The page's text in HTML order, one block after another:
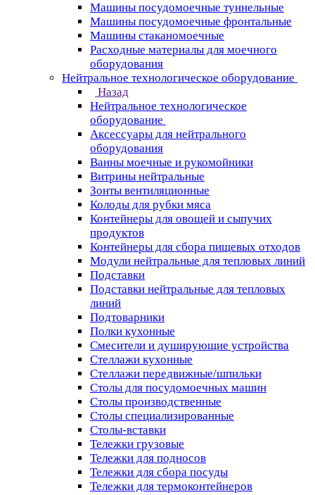
Машины посудомоечные туннельные
Машины посудомоечные фронтальные
Машины стаканомоечные
Расходные материалы для моечного
оборудования
Нейтральное технологическое оборудование
Назад
Нейтральное технологическое
оборудование
Аксессуары для нейтрального
оборудования
Ванны моечные и рукомойники
Витрины нейтральные
Зонты вентиляционные
Колоды для рубки мяса
Контейнеры для овощей и сыпучих
продуктов
Контейнеры для сбора пищевых отходов
Модули нейтральные для тепловых линий
Подставки
Подставки нейтральные для тепловых
линий
Подтоварники
Полки кухонные
Смесители и душирующие устройства
Стеллажи кухонные
Стеллажи передвижные/шпильки
Столы для посудомоечных машин
Столы производственные
Столы специализированные
Столы-вставки
Тележки грузовые
Тележки для подносов
Тележки для сбора посуды
Тележки для термоконтейнеров